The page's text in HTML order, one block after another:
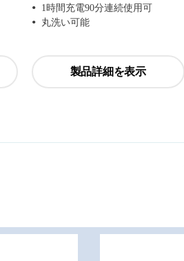
1時間充電90分連続使用可
丸洗い可能
製品詳細を表示